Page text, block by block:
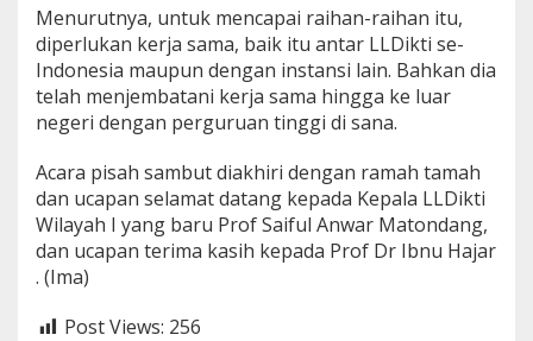
Menurutnya, untuk mencapai raihan-raihan itu,
diperlukan kerja sama, baik itu antar LLDikti se-
Indonesia maupun dengan instansi lain. Bahkan dia
telah menjembatani kerja sama hingga ke luar
negeri dengan perguruan tinggi di sana.
Acara pisah sambut diakhiri dengan ramah tamah
dan ucapan selamat datang kepada Kepala LLDikti
Wilayah I yang baru Prof Saiful Anwar Matondang,
dan ucapan terima kasih kepada Prof Dr Ibnu Hajar
. (Ima)
Post Views: 256